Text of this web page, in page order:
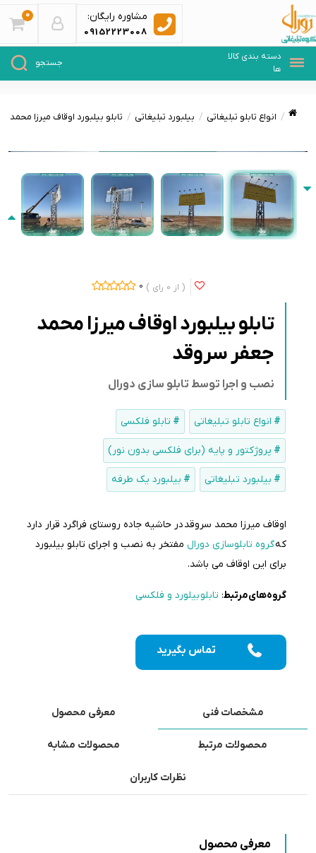
مشاوره رایگان:
09152223008
0
انواع تابلو تبلیغاتی بیلبورد تبلیغاتی تابلو بیلبورد اوقاف میرزا محمد
0 0
تابلو بیلبورد اوقاف میرزا محمد
جعفر سروقد
نصب و اجرا توسط تابلو سازی دورال
انواع تابلو تبلیغاتی تابلو فلکسی
پروژکتور و پایه (برای فلکسی بدون نور)
بیلبورد تبلیغاتی بیلبورد یک طرفه
اوقاف میرزا محمد سروقد در حاشیه جاده روستای فراگرد قرار دارد
کهگروه تابلوسازی دورال مفتخر به نصب و اجرای تابلو بیلبورد
برای این اوقاف می باشد.
گروه‌های‌مرتبط: تابلو بیلورد و فلکسی
تماس بگیرید
مشخصات فنی معرفی محصول
محصولات مرتبط محصولات مشابه
نظرات کاربران
معرفی محصول